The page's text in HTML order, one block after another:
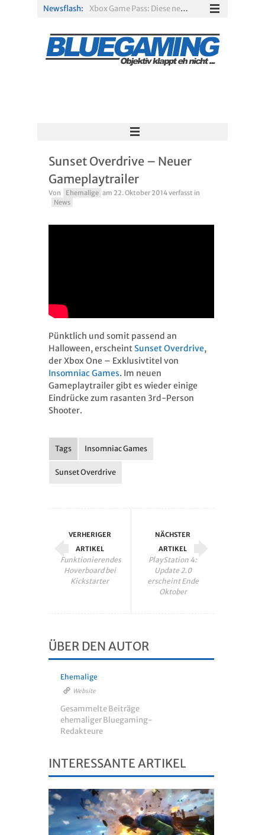
Newsflash:
Xbox Game Pass: Diese neuen Spiele erscheinen im August 2026
Gamescom 2026: Sony fehlt zum siebten Mal in Folge
PS5-Disc vor dem Aus: Warum der Fan-Protest gegen Sony ins Leere läuft
Solarpunk im Test: Entspannter Aufbau über den Wolken
Sunset Overdrive – Neuer
Gameplaytrailer
Von Ehemalige am 22. Oktober 2014verfasst in
News
Pünktlich und somit passend an
Halloween, erscheint Sunset Overdrive,
der Xbox One – Exklusivtitel von
Insomniac Games. Im neuen
Gameplaytrailer gibt es wieder einige
Eindrücke zum rasanten 3rd-Person
Shooter.
Tags Insomniac Games
Sunset Overdrive
VERHERIGER
ARTIKEL
Funktionierendes
Hoverboard bei
Kickstarter
NÄCHSTER
ARTIKEL
PlayStation 4:
Update 2.0
erscheint Ende
Oktober
ÜBER DEN AUTOR
Ehemalige
Website
Gesammelte Beiträge
ehemaliger Bluegaming-
Redakteure
INTERESSANTE ARTIKEL